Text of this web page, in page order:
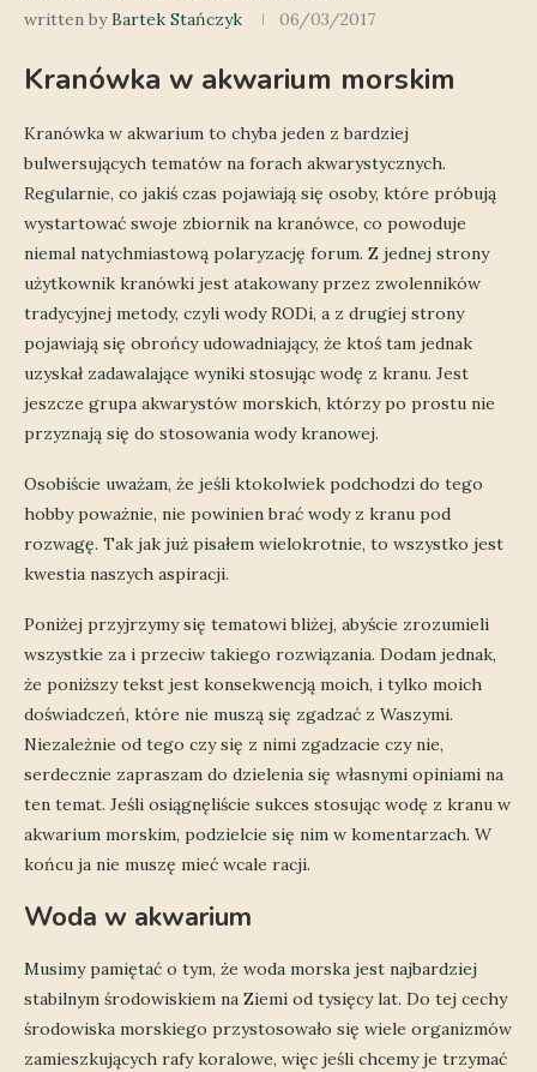
written byBartek Stańczyk 06/03/2017
Kranówka w akwarium morskim
Kranówka w akwarium to chyba jeden z bardziej
bulwersujących tematów na forach akwarystycznych.
Regularnie, co jakiś czas pojawiają się osoby, które próbują
wystartować swoje zbiornik na kranówce, co powoduje
niemal natychmiastową polaryzację forum. Z jednej strony
użytkownik kranówki jest atakowany przez zwolenników
tradycyjnej metody, czyli wody RODi, a z drugiej strony
pojawiają się obrońcy udowadniający, że ktoś tam jednak
uzyskał zadawalające wyniki stosując wodę z kranu. Jest
jeszcze grupa akwarystów morskich, którzy po prostu nie
przyznają się do stosowania wody kranowej.
Osobiście uważam, że jeśli ktokolwiek podchodzi do tego
hobby poważnie, nie powinien brać wody z kranu pod
rozwagę. Tak jak już pisałem wielokrotnie, to wszystko jest
kwestia naszych aspiracji.
Poniżej przyjrzymy się tematowi bliżej, abyście zrozumieli
wszystkie za i przeciw takiego rozwiązania. Dodam jednak,
że poniższy tekst jest konsekwencją moich, i tylko moich
doświadczeń, które nie muszą się zgadzać z Waszymi.
Niezależnie od tego czy się z nimi zgadzacie czy nie,
serdecznie zapraszam do dzielenia się własnymi opiniami na
ten temat. Jeśli osiągnęliście sukces stosując wodę z kranu w
akwarium morskim, podzielcie się nim w komentarzach. W
końcu ja nie muszę mieć wcale racji.
Woda w akwarium
Musimy pamiętać o tym, że woda morska jest najbardziej
stabilnym środowiskiem na Ziemi od tysięcy lat. Do tej cechy
środowiska morskiego przystosowało się wiele organizmów
zamieszkujących rafy koralowe, więc jeśli chcemy je trzymać